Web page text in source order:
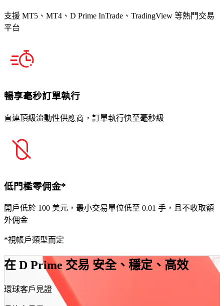
支援 MT5、MT4、D Prime InTrade、TradingView 等熱門交易
平台
暢享毫秒訂單執行
直連頂級流動性供應商，訂單執行快至毫秒級
低門檻零佣金*
開戶低於 100 美元，最小交易單位低至 0.01 手，且不收取額
外佣金
*視帳戶類型而定
在 D Prime 交易 安全、穩定、高效
環球客戶見證